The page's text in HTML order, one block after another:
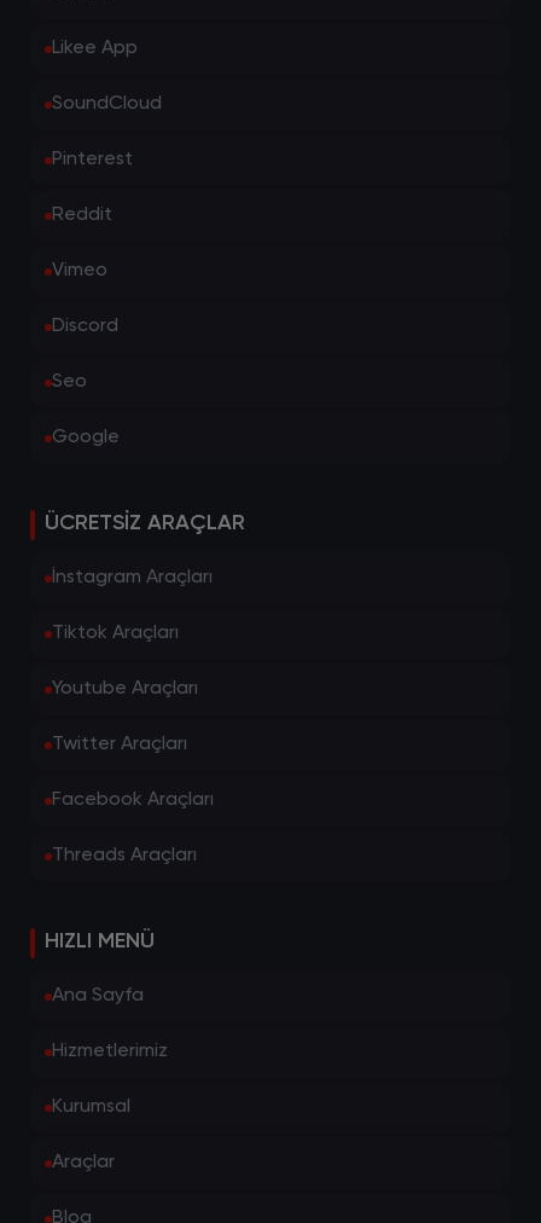
Likee App
SoundCloud
Pinterest
Reddit
Vimeo
Discord
Seo
Google
ÜCRETSIZ ARAÇLAR
İnstagram Araçları
Tiktok Araçları
Youtube Araçları
Twitter Araçları
Facebook Araçları
Threads Araçları
HIZLI MENÜ
Ana Sayfa
Hizmetlerimiz
Kurumsal
Araçlar
Blog